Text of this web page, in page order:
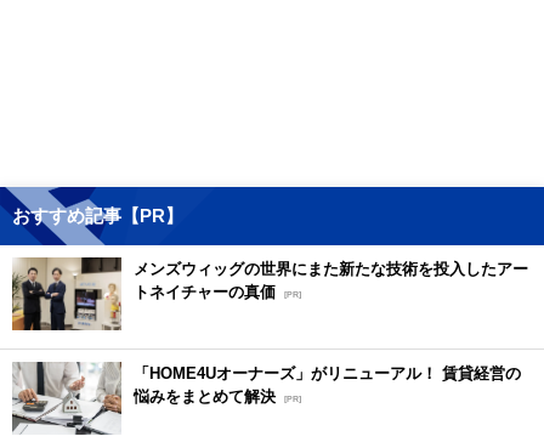
おすすめ記事【PR】
メンズウィッグの世界にまた新たな技術を投入したアー
トネイチャーの真価 [PR]
「HOME4Uオーナーズ」がリニューアル！ 賃貸経営の
悩みをまとめて解決 [PR]